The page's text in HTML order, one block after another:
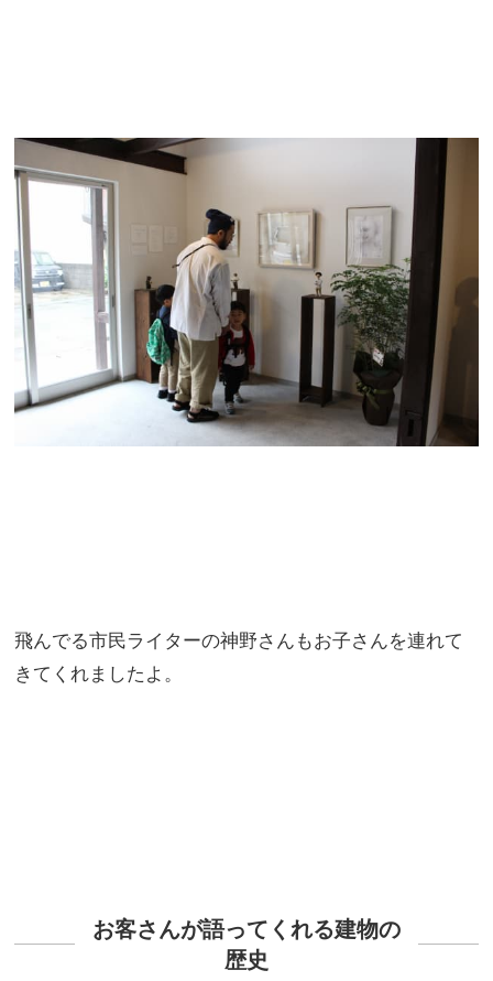
飛んでる市民ライターの神野さんもお子さんを連れて
きてくれましたよ。
お客さんが語ってくれる建物の
歴史